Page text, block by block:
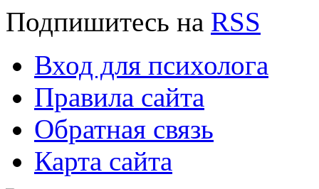
Подпишитесь на RSS
Вход для психолога
Правила сайта
Обратная связь
Карта сайта